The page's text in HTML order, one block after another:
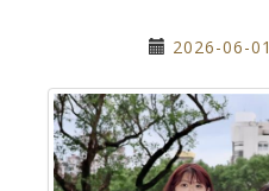
2026-06-01